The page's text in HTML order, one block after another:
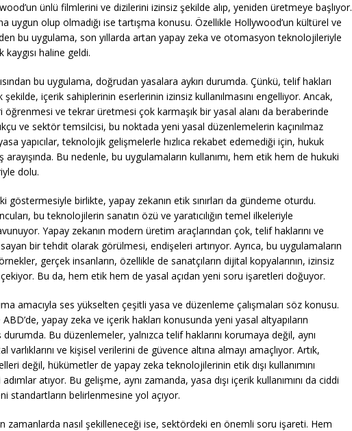
ünlü filmlerini ve dizilerini izinsiz şekilde alıp, yeniden üretmeye başlıyor.
uygun olup olmadığı ise tartışma konusu. Özellikle Hollywood’un kültürel ve
bu uygulama, son yıllarda artan yapay zeka ve otomasyon teknolojileriyle
haline geldi.
bu uygulama, doğrudan yasalara aykırı durumda. Çünkü, telif hakları
şekilde, içerik sahiplerinin eserlerinin izinsiz kullanılmasını engelliyor. Ancak,
öğrenmesi ve tekrar üretmesi çok karmaşık bir yasal alanı da beraberinde
ve sektör temsilcisi, bu noktada yeni yasal düzenlemelerin kaçınılmaz
yapıcılar, teknolojik gelişmelerle hızlıca rekabet edemediği için, hukuk
arayışında. Bu nedenle, bu uygulamaların kullanımı, hem etik hem de hukuki
dolu.
göstermesiyle birlikte, yapay zekanın etik sınırları da gündeme oturdu.
bu teknolojilerin sanatın özü ve yaratıcılığın temel ilkeleriyle
Yapay zekanın modern üretim araçlarından çok, telif haklarını ve
sayan bir tehdit olarak görülmesi, endişeleri artırıyor. Ayrıca, bu uygulamaların
gerçek insanların, özellikle de sanatçıların dijital kopyalarının, izinsiz
çekiyor. Bu da, hem etik hem de yasal açıdan yeni soru işaretleri doğuyor.
amacıyla ses yükselten çeşitli yasa ve düzenleme çalışmaları söz konusu.
yapay zeka ve içerik hakları konusunda yeni yasal altyapıların
durumda. Bu düzenlemeler, yalnızca telif haklarını korumaya değil, aynı
varlıklarını ve kişisel verilerini de güvence altına almayı amaçlıyor. Artık,
değil, hükümetler de yapay zeka teknolojilerinin etik dışı kullanımını
atıyor. Bu gelişme, aynı zamanda, yasa dışı içerik kullanımını da ciddi
standartların belirlenmesine yol açıyor.
zamanlarda nasıl şekilleneceği ise, sektördeki en önemli soru işareti. Hem